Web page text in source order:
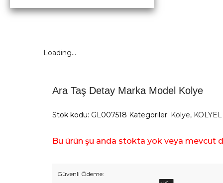
Loading...
Ara Taş Detay Marka Model Kolye
Stok kodu: GL007518 Kategoriler: Kolye,
Bu ürün şu anda stokta yok veya mevcut
Güvenli Ödeme: